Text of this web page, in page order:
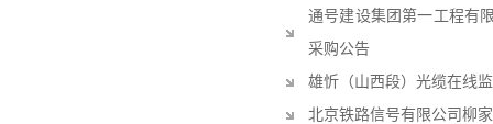
通号建设集团第一工程有
采购公告
雄忻（山西段）光缆在线
北京铁路信号有限公司柳